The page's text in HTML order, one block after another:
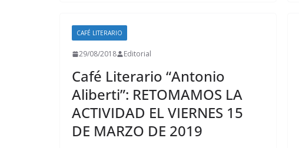
CAFÉ LITERARIO
29/08/2018 Editorial
Café Literario “Antonio
Aliberti”: RETOMAMOS LA
ACTIVIDAD EL VIERNES 15
DE MARZO DE 2019